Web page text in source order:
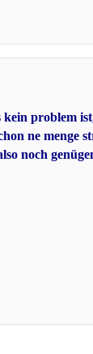
kein problem
ne menge
noch